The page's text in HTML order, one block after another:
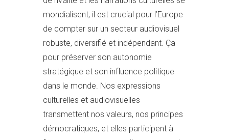
mondialisent, il est crucial pour l’Europe
de compter sur un secteur audiovisuel
robuste, diversifié et indépendant. Ça
pour préserver son autonomie
stratégique et son influence politique
dans le monde. Nos expressions
culturelles et audiovisuelles
transmettent nos valeurs, nos principes
démocratiques, et elles participent à